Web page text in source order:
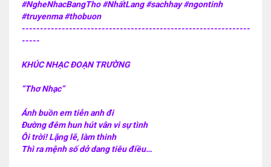
#NgheNhacBangTho #NhấtLang #sachhay #ngontinh
#truyenma #thobuon
---------------------------------------------------------------
-----
KHÚC NHẠC ĐOẠN TRƯỜNG
“Thơ Nhạc”
Ánh buồn em tiễn anh đi
Đường đêm hun hút vân vi sự tình
Ôi trời! Lặng lẽ, làm thinh
Thì ra mệnh số dở dang tiêu điều…